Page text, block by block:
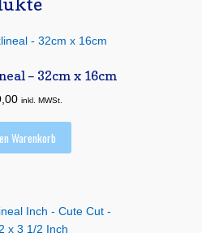
– 32cm x 16cm
inkl. MWSt.
Warenkorb